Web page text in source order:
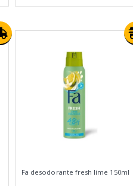
Fa desodorante fresh lime 150ml